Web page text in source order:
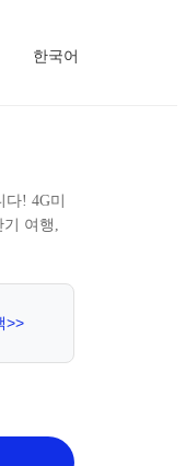
한국어
! 4G미
기 여행,
>>